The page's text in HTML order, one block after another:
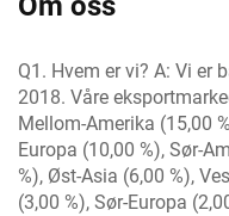
Q1. Hvem er vi? A: Vi er
2018. Våre
Mellom-Amerika (15,00
Europa (10,00 %), Sør-
%), Øst-Asia (6,00 %),
(3,00 %), Sør-Europa